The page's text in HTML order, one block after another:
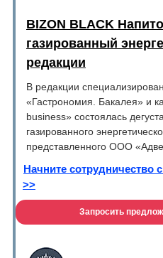
BIZON BLACK
газированный
редакции
В редакции
«Гастрономия. Бакалея» и
business» состоялась
газированного
представленного ООО
Начните сотрудничество
>>
Запросить